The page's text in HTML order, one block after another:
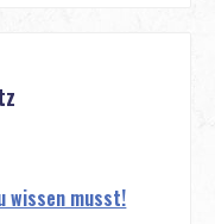
wissen musst!